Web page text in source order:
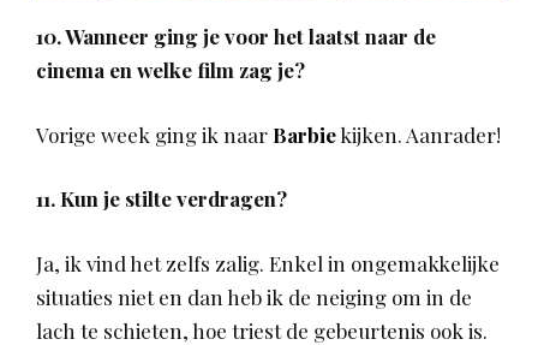
10. Wanneer ging je voor het laatst naar de
cinema en welke film zag je?
Vorige week ging ik naar Barbiekijken. Aanrader!
11. Kun je stilte verdragen?
Ja, ik vind het zelfs zalig. Enkel in ongemakkelijke
situaties niet en dan heb ik de neiging om in de
lach te schieten, hoe triest de gebeurtenis ook is.